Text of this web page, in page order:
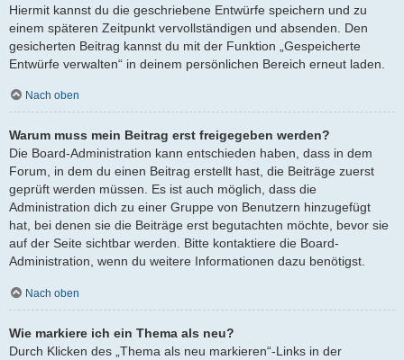
Hiermit kannst du die geschriebene Entwürfe speichern und zu
einem späteren Zeitpunkt vervollständigen und absenden. Den
gesicherten Beitrag kannst du mit der Funktion „Gespeicherte
Entwürfe verwalten“ in deinem persönlichen Bereich erneut laden.
Nach oben
Warum muss mein Beitrag erst freigegeben werden?
Die Board-Administration kann entschieden haben, dass in dem
Forum, in dem du einen Beitrag erstellt hast, die Beiträge zuerst
geprüft werden müssen. Es ist auch möglich, dass die
Administration dich zu einer Gruppe von Benutzern hinzugefügt
hat, bei denen sie die Beiträge erst begutachten möchte, bevor sie
auf der Seite sichtbar werden. Bitte kontaktiere die Board-
Administration, wenn du weitere Informationen dazu benötigst.
Nach oben
Wie markiere ich ein Thema als neu?
Durch Klicken des „Thema als neu markieren“-Links in der